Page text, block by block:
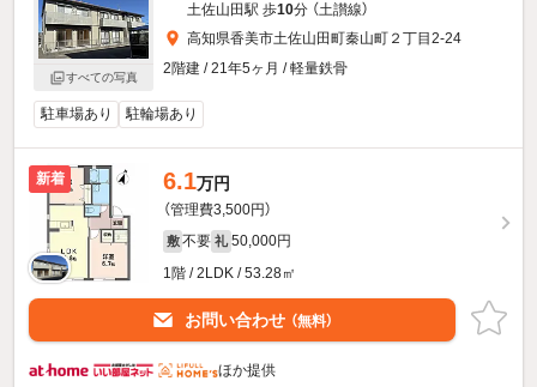
すべての写真
土佐山田駅 歩10分 （土讃線）
高知県香美市土佐山田町秦山町２丁目2-24
2階建 / 21年5ヶ月 / 軽量鉄骨
駐車場あり 駐輪場あり
新着 6.1万円
（管理費3,500円）
敷 不要 礼 50,000円
1階 / 2LDK / 53.28㎡
お問い合わせ （無料）
ほか提供